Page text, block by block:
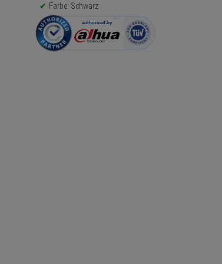
Farbe: Schwarz